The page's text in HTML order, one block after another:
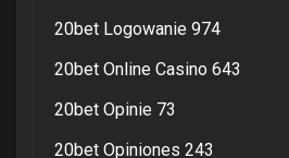
20bet Logowanie 974
20bet Online Casino 643
20bet Opinie 73
20bet Opiniones 243